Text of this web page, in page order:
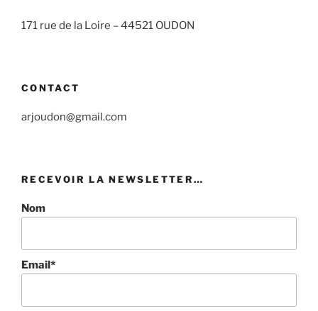
171 rue de la Loire –44521 OUDON
CONTACT
arjoudon@gmail.com
RECEVOIR LA NEWSLETTER…
Nom
Email*